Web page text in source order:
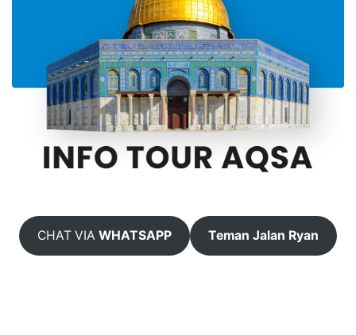
CHAT VIAWHATSAPP Teman Jalan Ryan